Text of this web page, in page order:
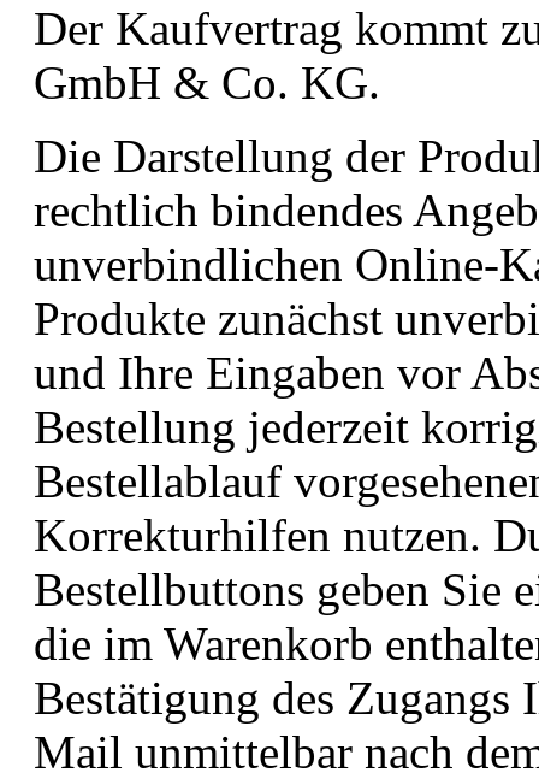
Der Kaufvertrag kommt
GmbH & Co. KG.
Die Darstellung der
rechtlich bindendes
unverbindlichen Online-
Produkte zunächst
und Ihre Eingaben vor
Bestellung jederzeit
Bestellablauf
Korrekturhilfen nutzen.
Bestellbuttons geben Sie
die im Warenkorb
Bestätigung des
Mail unmittelbar nach